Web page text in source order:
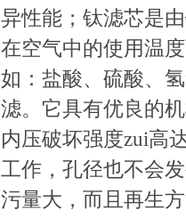
异性能；钛滤芯是
在空气中的使用温
如：盐酸、硫酸、
滤。它具有优良的
内压破坏强度zui高
工作，孔径也不会
污量大，而且再生